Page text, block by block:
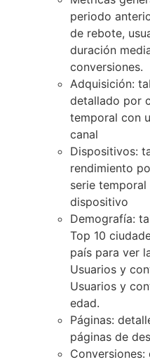
periodo
de rebote,
duración
conversiones.
Adquisición:
detallado por
temporal con
canal
Dispositivos:
rendimiento
serie
dispositivo
Demografía:
Top 10
país para ver
Usuarios y
Usuarios y
edad.
Páginas:
páginas de